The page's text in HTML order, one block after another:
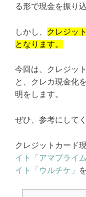
る形で現金を振り
しかし、
クレジッ
となります。
今回は、クレジッ
と、クレカ現金化
明をします。
ぜひ、参考にして
クレジットカード
イト「アマプライム
イト「ウルチケ」